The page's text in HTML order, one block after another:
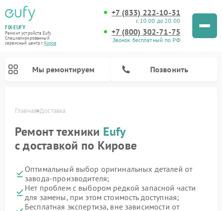
FIX-EUFY
Ремонт устройств Eufy
Специализированный
cервисный центр г.Киров
+7 (833) 222-10-31
с 10:00 до 20:00
+7 (800) 302-71-75
Звонок бесплатный по РФ
Мы ремонтируем Позвонить
Главная Доставка
Ремонт техники Eufy
с доставкой по Кирове
Оптимальный выбор оригинальных деталей от
завода-производителя;
Нет проблем с выбором редкой запасной части
для замены, при этом стоимость доступная;
Бесплатная экспертиза, вне зависимости от